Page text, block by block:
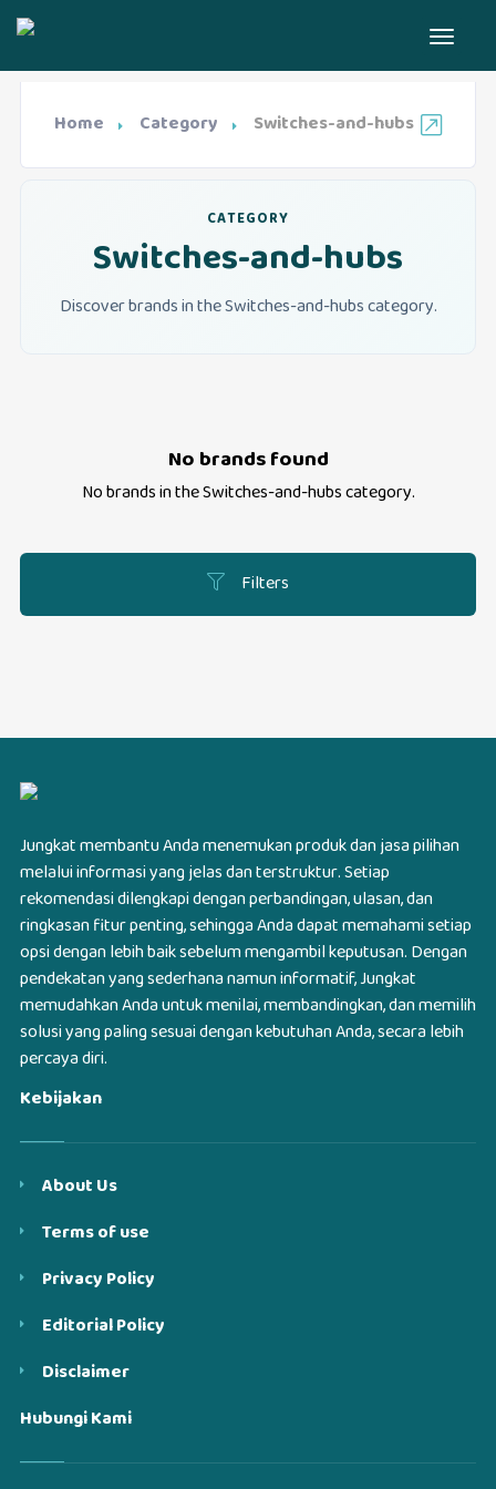
Home Category Switches-and-hubs
CATEGORY
Switches-and-hubs
Discover brands in the Switches-and-hubs category.
Filters
No brands found
No brands in theSwitches-and-hubscategory.
Jungkat membantu Anda menemukan produk dan jasa pilihan
melalui informasi yang jelas dan terstruktur. Setiap
rekomendasi dilengkapi dengan perbandingan, ulasan, dan
ringkasan fitur penting, sehingga Anda dapat memahami setiap
opsi dengan lebih baik sebelum mengambil keputusan. Dengan
pendekatan yang sederhana namun informatif, Jungkat
memudahkan Anda untuk menilai, membandingkan, dan memilih
solusi yang paling sesuai dengan kebutuhan Anda, secara lebih
percaya diri.
Kebijakan
About Us
Terms of use
Privacy Policy
Editorial Policy
Disclaimer
Hubungi Kami